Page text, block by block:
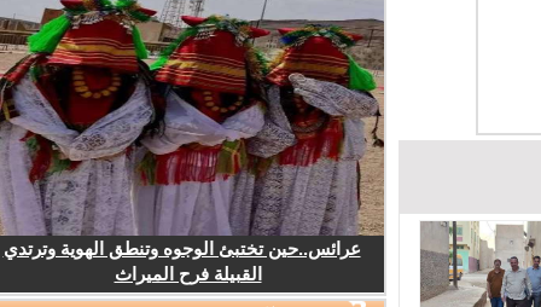
عرائس..حين تختبئ الوجوه وتنطق الهوية وترتدي
القبيلة فرح الميراث